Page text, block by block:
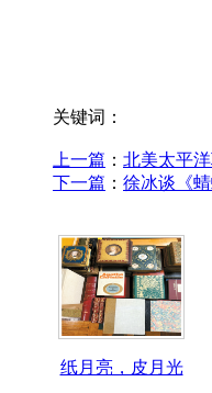
关键词：
上一篇 ： 北美太平
下一篇 ： 徐冰谈《
纸月亮，皮月光